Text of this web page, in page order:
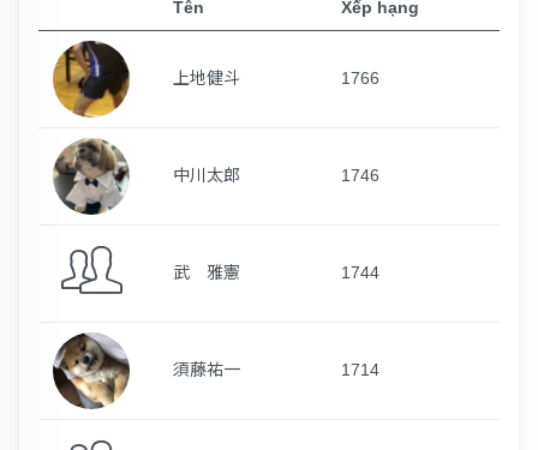
Tên Xếp hạng
上地健斗 1766
中川太郎 1746
武 雅憲 1744
須藤祐一 1714